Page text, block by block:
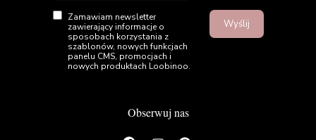
Obserwuj nas
Zamawiam newsletter
zawierający informacje o
sposobach korzystania z
szablonów, nowych funkcjach
panelu CMS, promocjach i
nowych produktach Loobinoo.
Wyślij